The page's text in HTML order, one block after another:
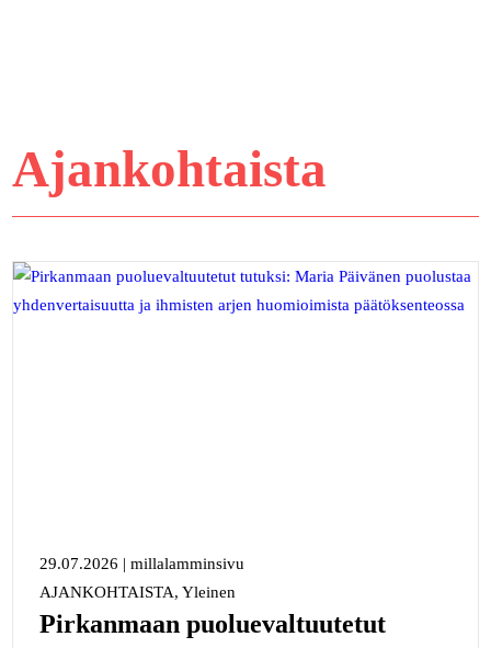
Ajankohtaista
29.07.2026 | millalamminsivu
AJANKOHTAISTA, Yleinen
Pirkanmaan puoluevaltuutetut